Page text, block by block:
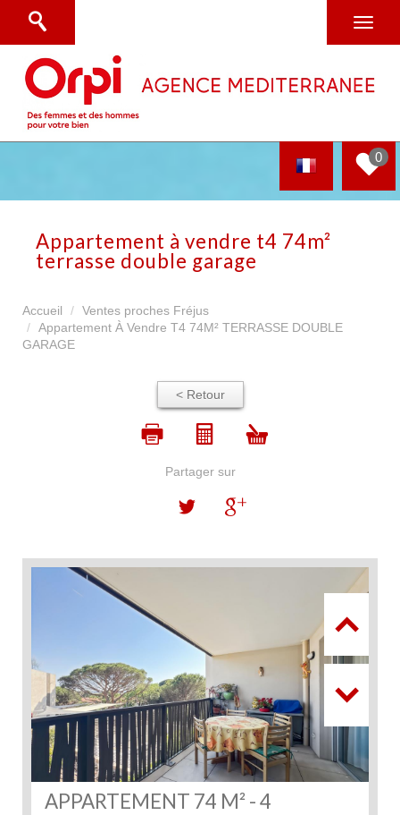
0
appartement à vendre t4 74m²
terrasse double garage
Accueil
Ventes proches Fréjus
Appartement À Vendre T4 74M² TERRASSE DOUBLE
GARAGE
< Retour
Partager sur
APPARTEMENT 74 M² - 4